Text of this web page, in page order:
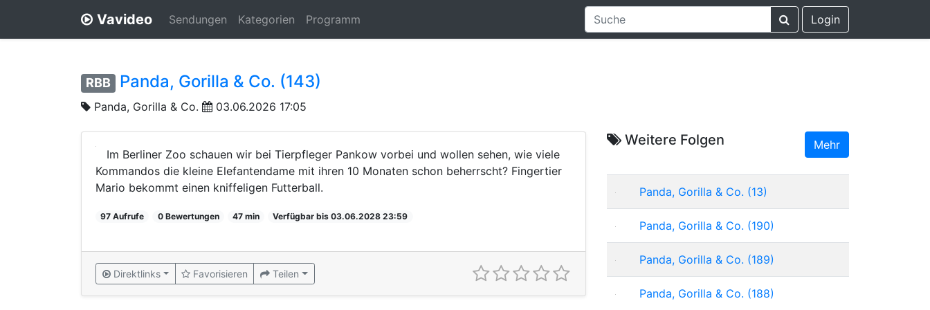
Vavideo Sendungen Kategorien Programm Login
RBB Panda, Gorilla & Co. (143)
Panda, Gorilla & Co. 03.06.2026 17:05
Im Berliner Zoo schauen wir bei Tierpfleger Pankow vorbei und wollen sehen, wie viele
Kommandos die kleine Elefantendame mit ihren 10 Monaten schon beherrscht? Fingertier
Mario bekommt einen kniffeligen Futterball.
97 Aufrufe 0 Bewertungen 47 min Verfügbar bis 03.06.2028 23:59
Direktlinks Favorisieren Teilen
Weitere Folgen Mehr
Panda, Gorilla & Co. (13)
Panda, Gorilla & Co. (190)
Panda, Gorilla & Co. (189)
Panda, Gorilla & Co. (188)